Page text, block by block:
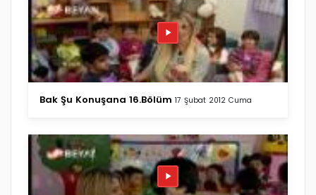
Bak Şu Konuşana 16.Bölüm 17 Şubat 2012 Cuma